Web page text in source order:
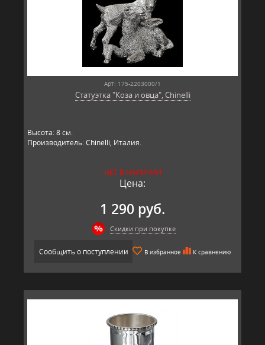
Арт: 175-2203000/1
Статуэтка "Коза и овца", Chinelli
Высота: 8 см.
Производитель: Chinelli, Италия.
НЕТ В НАЛИЧИИ
Цена:
1 290 руб.
Скидки при покупке
Сообщить о поступлении В избранное К сравнению